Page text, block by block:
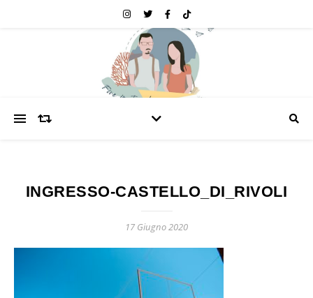
INGRESSO-CASTELLO_DI_RIVOLI
17 Giugno 2020